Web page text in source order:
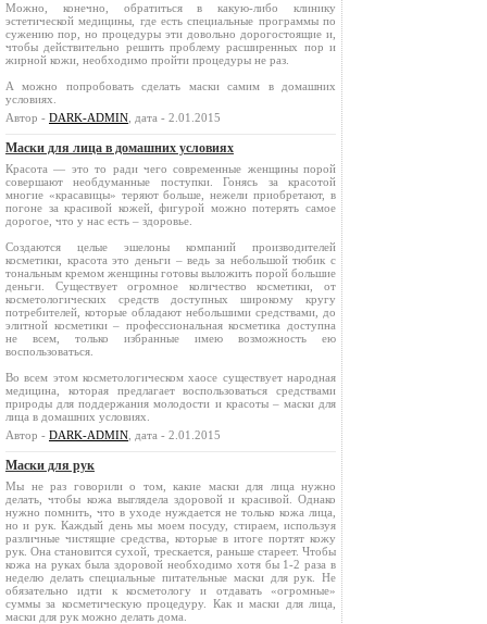
Можно, конечно, обратиться в какую-либо клинику
эстетической медицины, где есть специальные программы по
сужению пор, но процедуры эти довольно дорогостоящие и,
чтобы действительно решить проблему расширенных пор и
жирной кожи, необходимо пройти процедуры не раз.
А можно попробовать сделать маски самим в домашних
условиях.
Автор - DARK-ADMIN , дата - 2.01.2015
Маски для лица в домашних условиях
Красота — это то ради чего современные женщины порой
совершают необдуманные поступки. Гонясь за красотой
многие «красавицы» теряют больше, нежели приобретают, в
погоне за красивой кожей, фигурой можно потерять самое
дорогое, что у нас есть – здоровье.
Создаются целые эшелоны компаний производителей
косметики, красота это деньги – ведь за небольшой тюбик с
тональным кремом женщины готовы выложить порой большие
деньги. Существует огромное количество косметики, от
косметологических средств доступных широкому кругу
потребителей, которые обладают небольшими средствами, до
элитной косметики – профессиональная косметика доступна
не всем, только избранные имею возможность ею
воспользоваться.
Во всем этом косметологическом хаосе существует народная
медицина, которая предлагает воспользоваться средствами
природы для поддержания молодости и красоты – маски для
лица в домашних условиях.
Автор - DARK-ADMIN , дата - 2.01.2015
Маски для рук
Мы не раз говорили о том, какие маски для лица нужно
делать, чтобы кожа выглядела здоровой и красивой. Однако
нужно помнить, что в уходе нуждается не только кожа лица,
но и рук. Каждый день мы моем посуду, стираем, используя
различные чистящие средства, которые в итоге портят кожу
рук. Она становится сухой, трескается, раньше стареет. Чтобы
кожа на руках была здоровой необходимо хотя бы 1-2 раза в
неделю делать специальные питательные маски для рук. Не
обязательно идти к косметологу и отдавать «огромные»
суммы за косметическую процедуру. Как и маски для лица,
маски для рук можно делать дома.